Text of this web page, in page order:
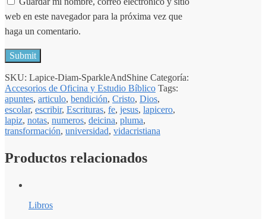
web en este navegador para la próxima vez que
haga un comentario.
SKU: Lapice-Diam-SparkleAndShine Categoría:
Accesorios de Oficina y Estudio Bíblico Tags:
apuntes, articulo, bendición, Cristo, Dios,
escolar, escribir, Escrituras, fe, jesus, lapicero,
lapiz, notas, numeros, deicina, pluma,
transformación, universidad, vidacristiana
Productos relacionados
Libros